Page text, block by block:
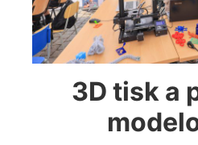
3D tisk a